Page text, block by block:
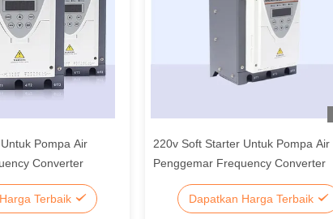
Pompa Air
Converter
Terbaik
220v Soft Starter Untuk Pompa Air
Penggemar Frequency Converter
Dapatkan Harga Terbaik